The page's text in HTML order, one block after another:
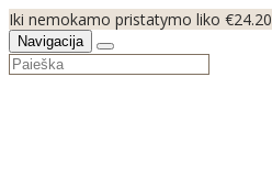
Iki nemokamo pristatymo liko €24.20
Navigacija